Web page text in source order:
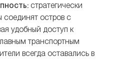
стратегически
остров с
удобный доступ к
транспортным
всегда оставались в